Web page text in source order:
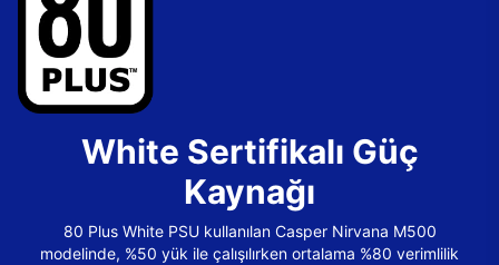
White Sertifikalı Güç
Kaynağı
80 Plus White PSU kullanılan Casper Nirvana M500
modelinde, %50 yük ile çalışılırken ortalama %80 verimlilik